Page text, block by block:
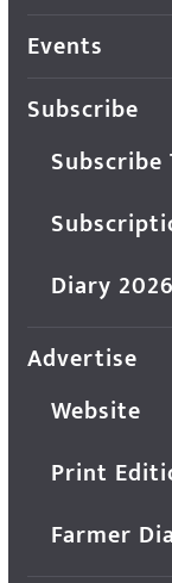
Events
Subscribe
Diary 2026
Advertise
Website
Print
Farmer